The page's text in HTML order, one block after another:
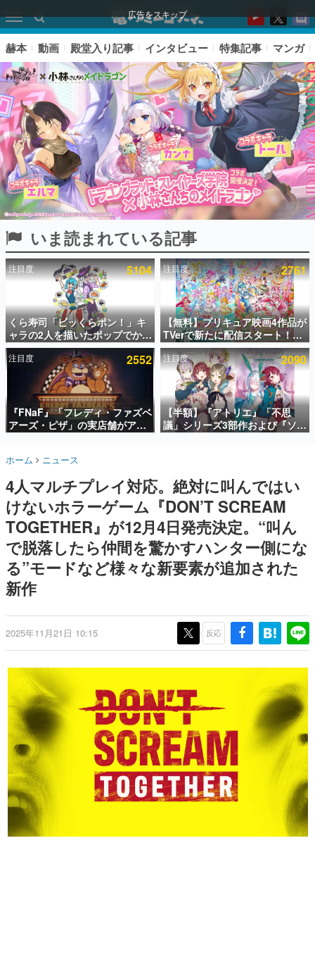
広告をスキップ
ピックアップ
電ファミのいま読まれている記事ランキング
アプリセール情報
インタビュー
連載・特集一覧
殿堂入り記事
SNS拡散数が数千以上！ ページビュー数万以上！ などな
ど。多くの人々に読まれた、電ファミ渾身の“殿堂入り”記
事をまとめました。
名作ゲームクリエイターの方々に製作時のエピソードをお
きます。
赫本
この物語を解いてはいけない。『赫本』は、〈試験問題〉
の形をした短編ホラー小説集です。
新世代に訊く
これからのデジタルゲーム市場を担う若きクリエイター達
ゲーム世代の作家たち
ゲームに多大な影響を受けた作家さんに取材し、ゲームが
日本のコンテンツ産業やカルチャーに与えた影響を探る企
画です。
日本のモバイルゲーム史における主要なトピック・タイト
ルを網羅するほか、開発者へのインタビューや識者による
解説を掲載。約20年の歴史が一望できる決定版！
若ゲのいたり〜ゲームクリエイターの青春〜
『うつヌケ』『ペンと箸』等で知られるマンガ家・田中圭
一先生によるゲーム業界レポートマンガです。
なんでゲームは面白い？
ゲーム開発者・hamatsu氏がゲームの魅力を画面や操作の
赫本 動画 殿堂入り記事 インタビュー 特集記事 マンガ
いま読まれている記事
注目度 5104
くら寿司「ビッくらポン！」キ
ャラの2人を描いたポップでかわ
いいコラボイラストが公開。コ
ラボイラストを使用した限定T
シャツ&ステッカーがアソビシ
ステム主催「Akaku展」にて販
注目度 2761
【無料】プリキュア映画4作品が
TVerで新たに配信スタート！な
んと2018年～2024年の映画ほぼ
すべてが見放題に、ぶっちゃけ
ありえないラインナップ
注目度 2552
『FNaF』「フレディ・ファズベ
アーズ・ピザ」の実店舗がアメ
リカの商業施設「American
ScottGamesとの共同開発、食
事だけでなくステージショーや
没入型のホラー体験も楽しめる
注目度 2090
【半額】『アトリエ』「不思
議」シリーズ3部作および『ソフ
ィーのアトリエ2』公式画集の
美麗なイラストの数々をふんだ
んに収録
ホーム ニュース
4人マルチプレイ対応。絶対に叫んではい
けないホラーゲーム『DON’T SCREAM
TOGETHER』が12月4日発売決定。“叫ん
で脱落したら仲間を驚かすハンター側にな
る”モードなど様々な新要素が追加された
新作
2025年11月21日 10:15 反応